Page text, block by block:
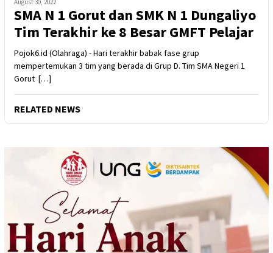
SMA N 1 Gorut dan SMK N 1 Dungaliyo
Tim Terakhir ke 8 Besar GMFT Pelajar
Pojok6.id (Olahraga) - Hari terakhir babak fase grup
mempertemukan 3 tim yang berada di Grup D. Tim SMA Negeri 1
Gorut […]
RELATED NEWS